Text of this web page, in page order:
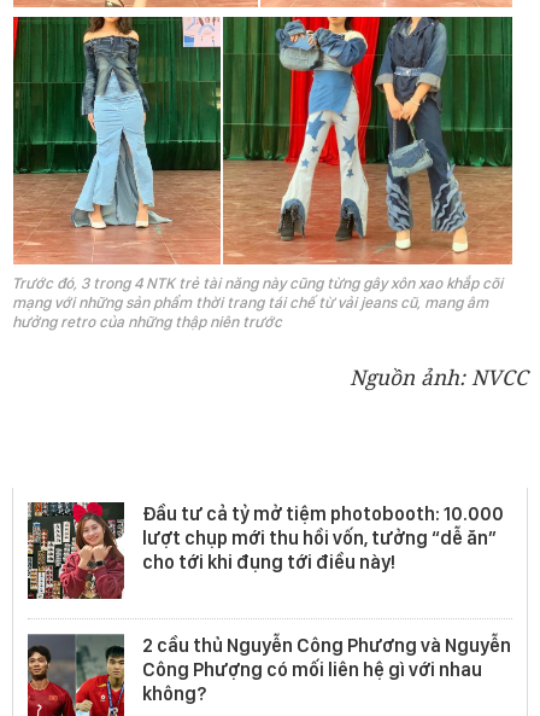
Trước đó, 3 trong 4 NTK trẻ tài năng này cũng từng gây xôn xao khắp cõi
mạng với những sản phẩm thời trang tái chế từ vải jeans cũ, mang âm
hưởng retro của những thập niên trước
Nguồn ảnh: NVCC
Đầu tư cả tỷ mở tiệm photobooth: 10.000
lượt chụp mới thu hồi vốn, tưởng “dễ ăn”
cho tới khi đụng tới điều này!
2 cầu thủ Nguyễn Công Phương và Nguyễn
Công Phượng có mối liên hệ gì với nhau
không?